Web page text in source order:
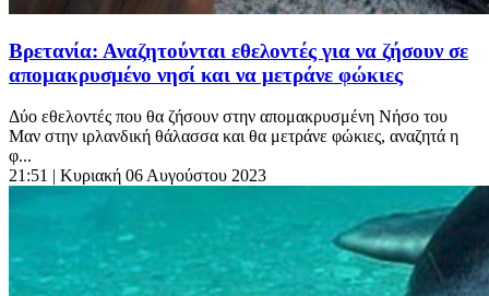
Βρετανία: Αναζητούνται εθελοντές για να ζήσουν σε
απομακρυσμένο νησί και να μετράνε φώκιες
Δύο εθελοντές που θα ζήσουν στην απομακρυσμένη Νήσο του
Μαν στην ιρλανδική θάλασσα και θα μετράνε φώκιες, αναζητά η
φ...
21:51 | Κυριακή 06 Αυγούστου 2023